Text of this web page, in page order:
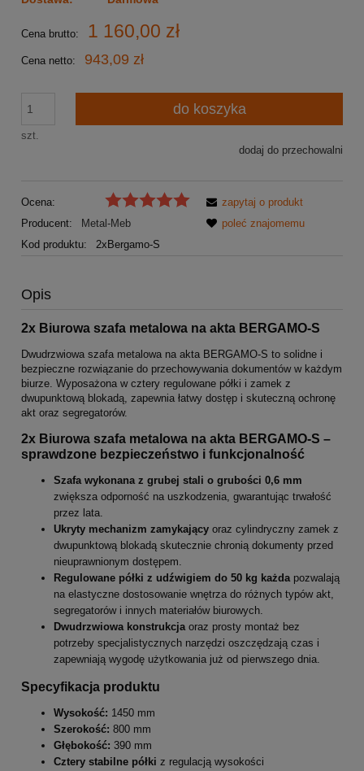
Cena brutto: 1 160,00 zł
Cena netto: 943,09 zł
szt.
do koszyka
dodaj do przechowalni
Ocena:
Producent:
Metal-Meb
Kod produktu:
2xBergamo-S
zapytaj o produkt
poleć znajomemu
Opis
2x Biurowa szafa metalowa na akta BERGAMO-S
Dwudrzwiowa szafa metalowa na akta BERGAMO-S to solidne i
bezpieczne rozwiązanie do przechowywania dokumentów w każdym
biurze. Wyposażona w cztery regulowane półki i zamek z
dwupunktową blokadą, zapewnia łatwy dostęp i skuteczną ochronę
akt oraz segregatorów.
2x Biurowa szafa metalowa na akta BERGAMO-S –
sprawdzone bezpieczeństwo i funkcjonalność
Szafa wykonana z grubej stali o grubości 0,6 mm
zwiększa odporność na uszkodzenia, gwarantując trwałość
przez lata.
Ukryty mechanizm zamykający oraz cylindryczny zamek z
dwupunktową blokadą skutecznie chronią dokumenty przed
nieuprawnionym dostępem.
Regulowane półki z udźwigiem do 50 kg każdapozwalają
na elastyczne dostosowanie wnętrza do różnych typów akt,
segregatorów i innych materiałów biurowych.
Dwudrzwiowa konstrukcjaoraz prosty montaż bez
potrzeby specjalistycznych narzędzi oszczędzają czas i
zapewniają wygodę użytkowania już od pierwszego dnia.
Specyfikacja produktu
Wysokość: 1450 mm
Szerokość: 800 mm
Głębokość: 390 mm
Cztery stabilne półki z regulacją wysokości